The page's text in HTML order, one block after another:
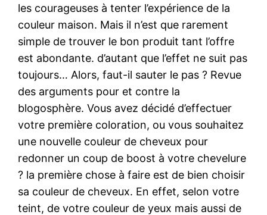
les courageuses à tenter l’expérience de la
couleur maison. Mais il n’est que rarement
simple de trouver le bon produit tant l’offre
est abondante. d’autant que l’effet ne suit pas
toujours… Alors, faut-il sauter le pas ? Revue
des arguments pour et contre la
blogosphère. Vous avez décidé d’effectuer
votre première coloration, ou vous souhaitez
une nouvelle couleur de cheveux pour
redonner un coup de boost à votre chevelure
? la première chose à faire est de bien choisir
sa couleur de cheveux. En effet, selon votre
teint, de votre couleur de yeux mais aussi de